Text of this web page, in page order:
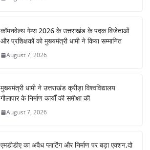
कॉमनवेल्थ गेम्स 2026 के उत्तराखंड के पदक विजेताओं
और प्रशिक्षकों को मुख्यमंत्री धामी ने किया सम्मानित
August 7, 2026
मुख्यमंत्री धामी ने उत्तराखंड क्रीड़ा विश्वविद्यालय
गौलापार के निर्माण कार्यों की समीक्षा की
August 7, 2026
एमडीडीए का अवैध प्लाटिंग और निर्माण पर बड़ा एक्शन,दो